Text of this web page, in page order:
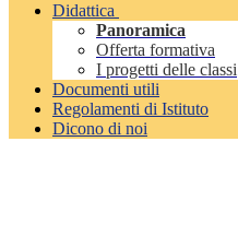
Didattica
Panoramica
Offerta formativa
I progetti delle classi
Documenti utili
Regolamenti di Istituto
Dicono di noi